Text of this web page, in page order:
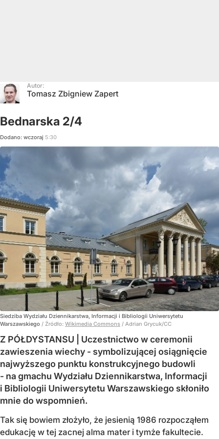
Autor:
Tomasz Zbigniew Zapert
Bednarska 2/4
Dodano: wczoraj 5:30
Siedziba Wydziału Dziennikarstwa, Informacji i Bibliologii Uniwersytetu
Warszawskiego / Źródło: Wikimedia Commons / Adrian Grycuk/CC
Z PÓŁDYSTANSU | Uczestnictwo w ceremonii
zawieszenia wiechy - symbolizującej osiągnięcie
najwyższego punktu konstrukcyjnego budowli
- na gmachu Wydziału Dziennikarstwa, Informacji
i Bibliologii Uniwersytetu Warszawskiego skłoniło
mnie do wspomnień.
Tak się bowiem złożyło, że jesienią 1986 rozpocząłem
edukację w tej zacnej alma mater i tymże fakultecie.